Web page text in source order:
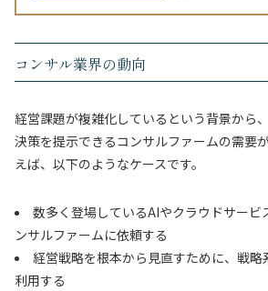
コンサル業界の動向
経営課題が複雑化しているという背景から
決策を提示できるコンサルファームの需要
えば、以下のようなケースです。
数多く登場しているAIやクラウドサービ
ンサルファームに依頼する
経営戦略を根本から見直すために、戦略
利用する